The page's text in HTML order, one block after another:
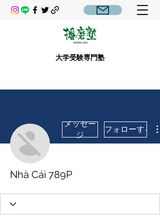
大学受験専門塾
メッセー
ジ
フォローする
Nhà Cái 789P